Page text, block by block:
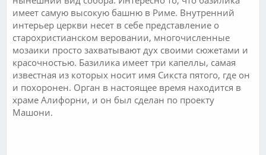
имеет самую высокую башню в Риме. Внутренний
интерьер церкви несет в себе представление о
старохристианском веровании, многочисленные
мозаики просто захватывают дух своими сюжетами и
красочностью. Базилика имеет три капеллы, самая
известная из которых носит имя Сикста пятого, где он
и похоронен. Орган в настоящее время находится в
храме Алифорни, и он был сделан по проекту
Машони.